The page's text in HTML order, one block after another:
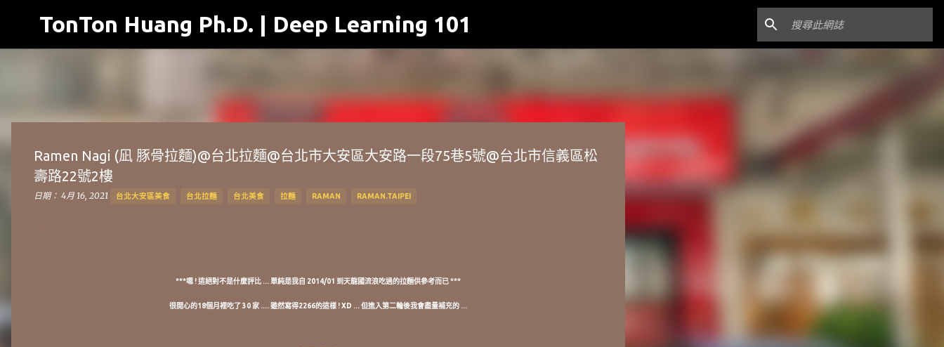
跳到主要內容
TonTon Huang Ph.D. | Deep Learning 101
Ramen Nagi (凪 豚骨拉麵)@台北拉麵@台北市大安區大安路一段75巷5號@台北市信義區松
壽路22號2樓
日期： 4月 16, 2021 台北大安區美食 台北拉麵 台北美食 拉麵 RAMAN RAMAN.TAIPEI
***嗯 ! 這絕對不是什麼評比 ... 單純是我自 2014/01 到天龍國流浪吃過的拉麵供參考而已 ***
很開心的18個月裡吃了 30 家 .... 雖然寫得2266的這樣 ! XD ... 但進入第二輪後我會盡量補充的 ...